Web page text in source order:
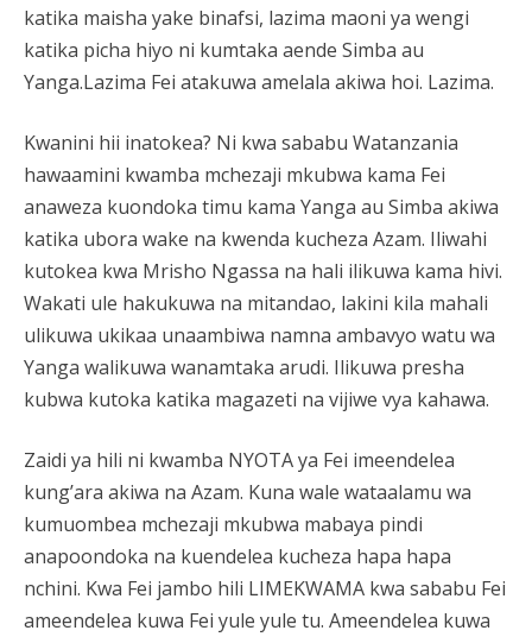
katika maisha yake binafsi, lazima maoni ya wengi
katika picha hiyo ni kumtaka aende Simba au
Yanga.Lazima Fei atakuwa amelala akiwa hoi. Lazima.
Kwanini hii inatokea? Ni kwa sababu Watanzania
hawaamini kwamba mchezaji mkubwa kama Fei
anaweza kuondoka timu kama Yanga au Simba akiwa
katika ubora wake na kwenda kucheza Azam. Iliwahi
kutokea kwa Mrisho Ngassa na hali ilikuwa kama hivi.
Wakati ule hakukuwa na mitandao, lakini kila mahali
ulikuwa ukikaa unaambiwa namna ambavyo watu wa
Yanga walikuwa wanamtaka arudi. Ilikuwa presha
kubwa kutoka katika magazeti na vijiwe vya kahawa.
Zaidi ya hili ni kwamba NYOTA ya Fei imeendelea
kung’ara akiwa na Azam. Kuna wale wataalamu wa
kumuombea mchezaji mkubwa mabaya pindi
anapoondoka na kuendelea kucheza hapa hapa
nchini. Kwa Fei jambo hili LIMEKWAMA kwa sababu Fei
ameendelea kuwa Fei yule yule tu. Ameendelea kuwa